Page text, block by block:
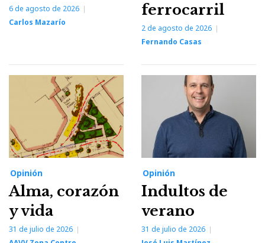
6 de agosto de 2026
Carlos Mazarío
ferrocarril
2 de agosto de 2026
Fernando Casas
Opinión
Alma, corazón
y vida
31 de julio de 2026
Opinión
Indultos de
verano
31 de julio de 2026